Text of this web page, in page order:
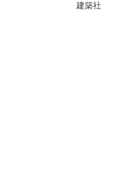
建築社